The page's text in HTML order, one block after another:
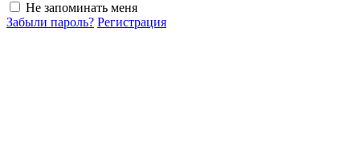
Не запоминать меня
Забыли пароль? Регистрация